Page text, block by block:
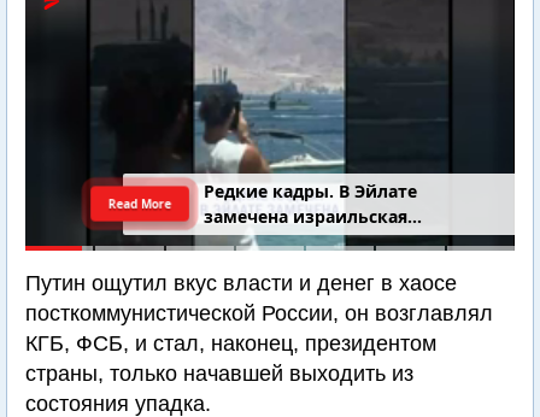
Редкие кадры. В Эйлате
замечена израильская
подводная лодка
Read More
Путин ощутил вкус власти и денег в хаосе
посткоммунистической России, он возглавлял
КГБ, ФСБ, и стал, наконец, президентом
страны, только начавшей выходить из
состояния упадка.